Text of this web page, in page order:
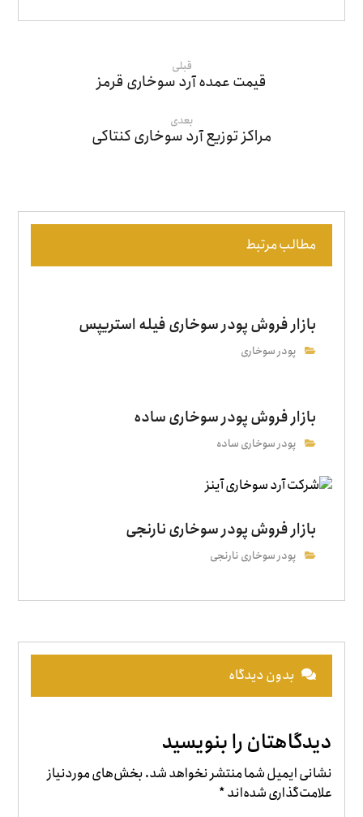
قبلی
قیمت عمده آرد سوخاری قرمز
بعدی
مراکز توزیع آرد سوخاری کنتاکی
مطالب مرتبط
بازار فروش پودر سوخاری فیله استریپس
پودر سوخاری
بازار فروش پودر سوخاری ساده
پودر سوخاری ساده
بازار فروش پودر سوخاری نارنجی
پودر سوخاری نارنجی
بدون دیدگاه
دیدگاهتان را بنویسید
نشانی ایمیل شما منتشر نخواهد شد.بخش‌های موردنیاز
علامت‌گذاری شده‌اند*